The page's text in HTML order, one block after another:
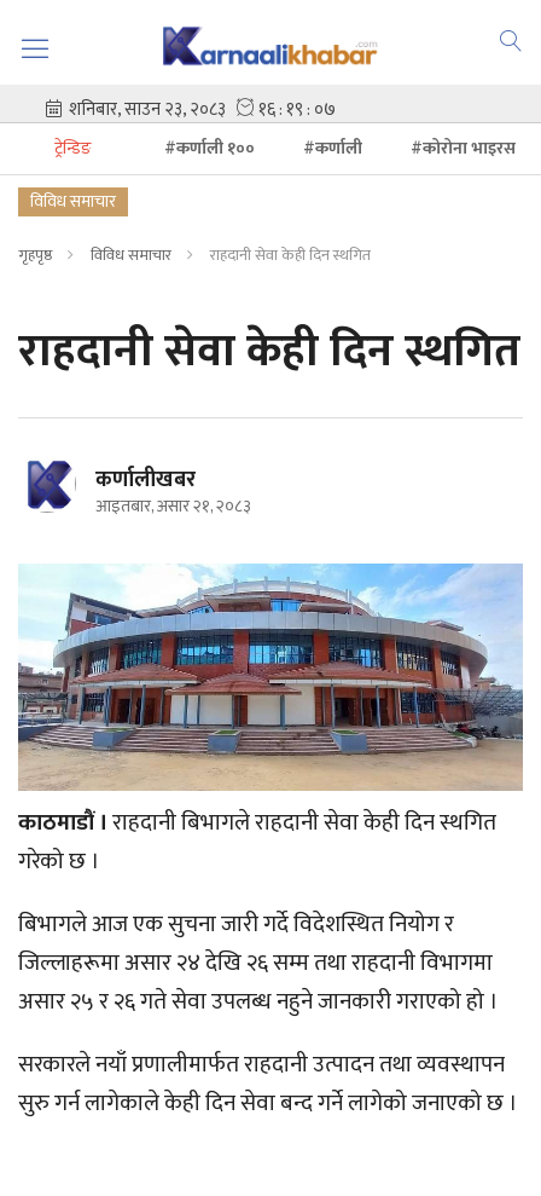
ट्रेन्डिङ #कर्णाली १०० #कर्णाली
#कोरोना भाइरस
विविध समाचार
गृहपृष्ठ विविध समाचार राहदानी सेवा केही दिन स्थगित
राहदानी सेवा केही दिन स्थगित
कर्णालीखबर
आइतबार, असार २१, २०८३
काठमाडौं ।राहदानी बिभागले राहदानी सेवा केही दिन स्थगित
गरेको छ ।
बिभागले आज एक सुचना जारी गर्दे विदेशस्थित नियोग र
जिल्लाहरूमा असार २४ देखि २६ सम्म तथा राहदानी विभागमा
असार २५ र २६ गते सेवा उपलब्ध नहुने जानकारी गराएको हो ।
सरकारले नयाँ प्रणालीमार्फत राहदानी उत्पादन तथा व्यवस्थापन
सुरु गर्न लागेकाले केही दिन सेवा बन्द गर्ने लागेको जनाएको छ ।